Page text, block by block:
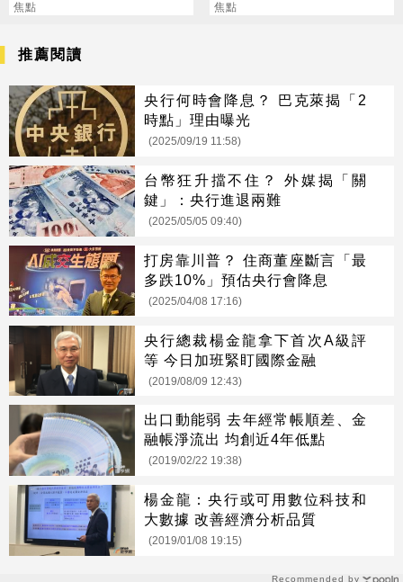
焦點
放申請
焦點
Recommended by
推薦閱讀
央行何時會降息？ 巴克萊揭「2
時點」理由曝光
(2025/09/19 11:58)
台幣狂升擋不住？ 外媒揭「關
鍵」：央行進退兩難
(2025/05/05 09:40)
打房靠川普？ 住商董座斷言「最
多跌10%」預估央行會降息
(2025/04/08 17:16)
央行總裁楊金龍拿下首次A級評
等 今日加班緊盯國際金融
(2019/08/09 12:43)
出口動能弱 去年經常帳順差、金
融帳淨流出 均創近4年低點
(2019/02/22 19:38)
楊金龍：央行或可用數位科技和
大數據 改善經濟分析品質
(2019/01/08 19:15)